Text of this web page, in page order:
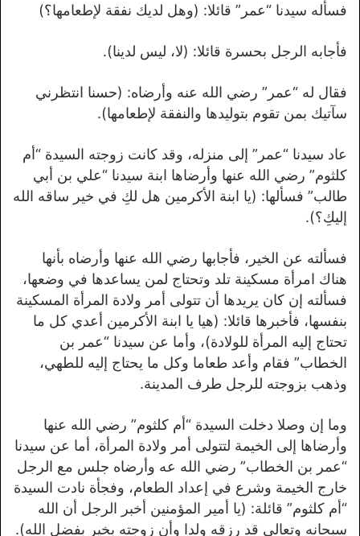
فسأله سيدنا “عمر” قائلا: (وهل لديك نفقة لإطعامها؟)
فأجابه الرجل بحسرة قائلا: (لا، ليس لدينا).
فقال له “عمر” رضي الله عنه وأرضاه: (حسنا انتظرني
سآتيك بمن تقوم بتوليدها والنفقة لإطعامها).
عاد سيدنا “عمر” إلى منزله، وقد كانت زوجته السيدة “أم
كلثوم” رضي الله عنها وأرضاها ابنة سيدنا “علي بن أبي
طالب” فسألها: (يا ابنة الأكرمين هل لكِ في خير ساقه الله
إليكِ؟).
فسألته عن الخير، فأجابها رضي الله عنها وأرضاه بأنها
هناك امرأة مسكينة تلد وتحتاج لمن يساعدها في وضعها،
فسألته إن كان يريدها أن تتولى أمر ولادة المرأة المسكينة
بنفسها، فأخبرها قائلا: (هيا يا ابنة الأكرمين أعدي كل ما
تحتاج إليه المرأة للولادة)، وأما عن سيدنا “عمر بن
الخطاب” فقام وأعد طعاما وكل ما يحتاج إليه للطهي،
وذهب بزوجته للرجل طرف المدينة.
وما إن وصلا دخلت السيدة “أم كلثوم” رضي الله عنها
وأرضاها إلى الخيمة لتتولى أمر ولادة المرأة، أما عن سيدنا
“عمر بن الخطاب” رضي الله عه وأرضاه جلس مع الرجل
خارج الخيمة وشرع في إعداد الطعام، وفجأة نادت السيدة
“أم كلثوم” قائلة: (يا أمير المؤمنين أخبر الرجل أن الله
سبحانه وتعالى قد رزقه ولدا وأن زوجته بخير بفضل الله).